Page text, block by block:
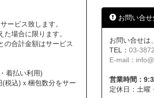
ービス致します。
場合に限ります。
の合計金額はサービス
着払い利用)
税込)ｘ梱包数分をサー
お問い合せ
お問い合せは
TEL：03-
E-mail：
営業時間：
定休日：土曜